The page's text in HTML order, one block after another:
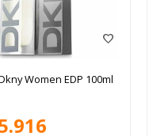
Women EDP 100ml